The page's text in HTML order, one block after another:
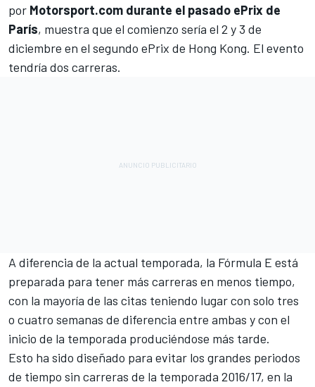
por Motorsport.com durante el pasado ePrix de
París, muestra que el comienzo sería el 2 y 3 de
diciembre en el segundo ePrix de Hong Kong. El evento
tendría dos carreras.
A diferencia de la actual temporada, la Fórmula E está
preparada para tener más carreras en menos tiempo,
con la mayoría de las citas teniendo lugar con solo tres
o cuatro semanas de diferencia entre ambas y con el
inicio de la temporada produciéndose más tarde.
Esto ha sido diseñado para evitar los grandes periodos
de tiempo sin carreras de la temporada 2016/17, en la